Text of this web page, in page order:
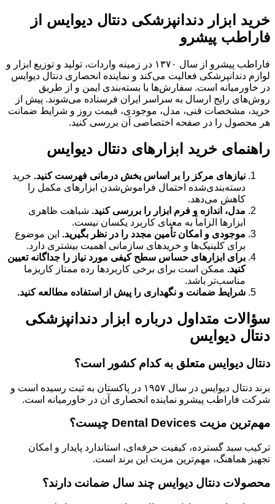
خرید ابزار دندانپزشکی دنتال دیوایس از
فاراطب پیشرو
فاراطب پیشرو از سال ۱۳۷۰ در زمینه واردات، تولید و توزیع ابزار و
لوازم دندانپزشکی فعالیت می‌کند و نماینده انحصاری دنتال دیوایس
در خاورمیانه است. سفارش‌ها با بسته‌بندی ایمن و از طریق
روش‌های رایج ارسال به سراسر ایران فرستاده می‌شوند. پیش از
خرید، مشخصات فنی، مدل، موجودی، قیمت روز و شرایط ضمانت
هر محصول را در صفحه اختصاصی آن بررسی کنید.
راهنمای خرید ابزارهای دنتال دیوایس
نیازهای مرکز را بر اساس بخش درمانی فهرست کنید. خرید
دسته‌بندی‌شده احتمال فراموش‌شدن ابزارهای مکمل را
کاهش می‌دهد.
مدل، اندازه و فرم ابزار را بررسی کنید. شباهت ظاهری
ابزارها الزاماً به معنای کاربرد یکسان نیست.
موجودی و امکان تأمین مجدد را در نظر بگیرید. این موضوع
برای کلینیک‌ها و خریدهای سازمانی اهمیت بیشتری دارد.
برای ابزارهای حساس سطح کیفی مورد نیاز را جداگانه تعیین
کنید. ممکن است برای برخی کاربردها رده ممتاز کاریزما
مناسب‌تر باشد.
شرایط ضمانت و نگهداری را پیش از استفاده مطالعه کنید.
سؤالات متداول درباره ابزار دندانپزشکی
دنتال دیوایس
دنتال دیوایس متعلق به کدام کشور است؟
برند دنتال دیوایس در سال ۱۹۵۷ در پاکستان به ثبت رسیده است و
شرکت فاراطب پیشرو نماینده انحصاری آن در خاورمیانه است.
مهم‌ترین مزیت Dental Devices چیست؟
ترکیب سبد گسترده، کیفیت حرفه‌ای، استاندارد پایدار و امکان
تجهیز هماهنگ، مهم‌ترین مزیت این برند است.
محصولات دنتال دیوایس چند سال ضمانت دارند؟